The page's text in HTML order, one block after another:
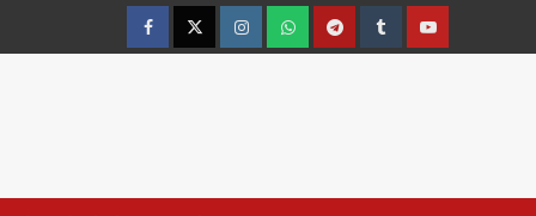
FacebookTwitterInstagramWhatsappTelegramTumblrYouTube